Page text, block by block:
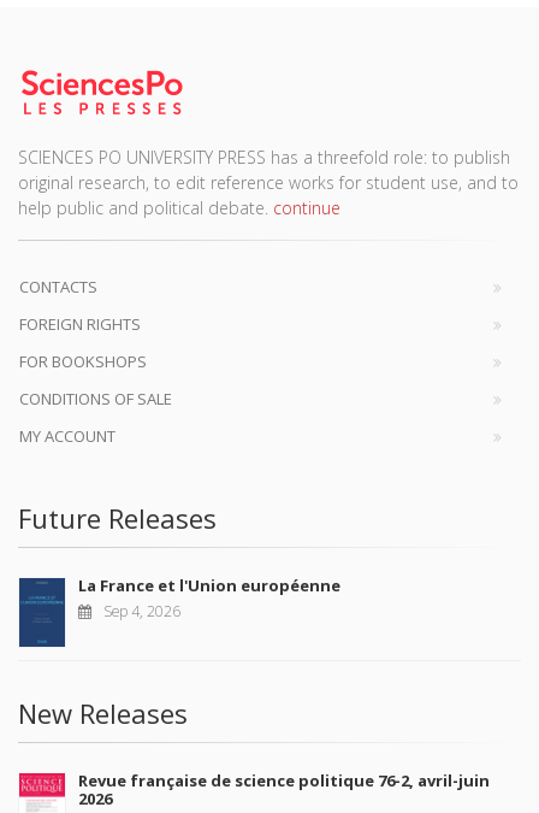
SCIENCES PO UNIVERSITY PRESS has a threefold role: to publish
original research, to edit reference works for student use, and to
help public and political debate. continue
CONTACTS
FOREIGN RIGHTS
FOR BOOKSHOPS
CONDITIONS OF SALE
MY ACCOUNT
Future Releases
La France et l'Union européenne
Sep 4, 2026
New Releases
Revue française de science politique 76-2, avril-juin
2026